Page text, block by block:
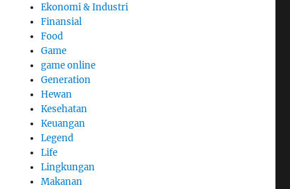
Ekonomi & Industri
Finansial
Food
Game
game online
Generation
Hewan
Kesehatan
Keuangan
Legend
Life
Lingkungan
Makanan